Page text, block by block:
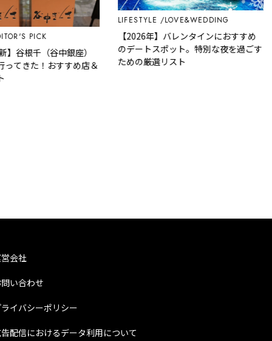
PICK
千（谷中銀座）
た！おすすめ店＆
LIFESTYLE LOVE&WEDDING
【2026年】バレンタインにおすすめ
のデートスポット。特別な夜を過ごす
ための厳選リスト
会社
い合わせ
イバシーポリシー
配信におけるデータ利用について